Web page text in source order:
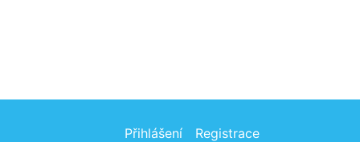
Přihlášení Registrace